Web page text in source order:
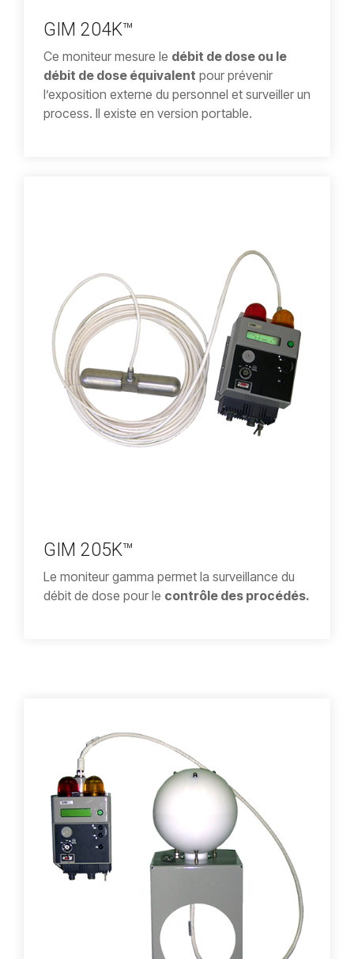
GIM 204K™
Ce moniteur mesure le débit de dose ou le
débit de dose équivalent pour prévenir
l’exposition externe du personnel et surveiller un
process. Il existe en version portable.
GIM 205K™
Le moniteur gamma permet la surveillance du
débit de dose pour le contrôle des procédés.